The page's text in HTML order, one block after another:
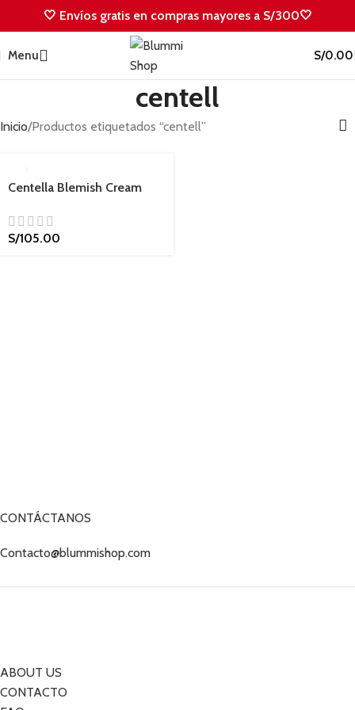
🤍 Envíos gratis en compras mayores a S/300🤍
Menu S/0.00
centell
Inicio Productos etiquetados “centell”
Centella Blemish Cream
S/105.00
CONTÁCTANOS
Contacto@blummishop.com
ABOUT US
CONTACTO